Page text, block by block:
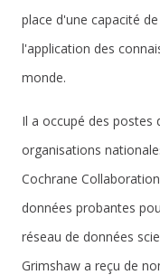
place d'une capacité
l'application des
monde.
Il a occupé des postes
organisations
Cochrane
données probantes
réseau de données
Grimshaw a reçu de